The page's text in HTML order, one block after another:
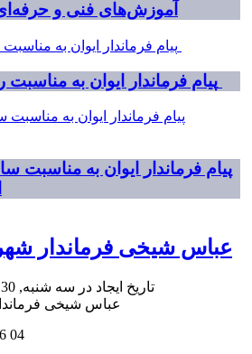
آموزش‌های فنی و
پیام فرماندار ایوان به
عباس شیخی فرماندار
تاریخ ایجاد در سه شنبه, 30 تیر 1405 04:48